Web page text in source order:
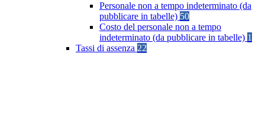
Personale non a tempo indeterminato (da
pubblicare in tabelle) 50
Costo del personale non a tempo
indeterminato (da pubblicare in tabelle) 1
Tassi di assenza 22